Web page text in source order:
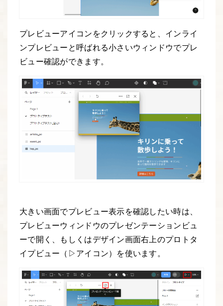
プレビューアイコンをクリックすると、インライ
ンプレビューと呼ばれる小さいウィンドウでプレ
ビュー確認ができます。
大きい画面でプレビュー表示を確認したい時は、
プレビューウィンドウのプレゼンテーションビュ
ーで開く、もしくはデザイン画面右上のプロトタ
イプビュー（▷アイコン）を使います。